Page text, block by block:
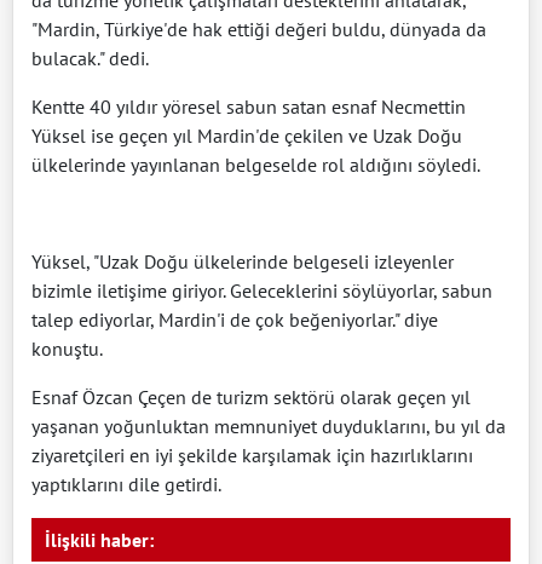
"Mardin, Türkiye'de hak ettiği değeri buldu, dünyada da
bulacak." dedi.
Kentte 40 yıldır yöresel sabun satan esnaf Necmettin
Yüksel ise geçen yıl Mardin'de çekilen ve Uzak Doğu
ülkelerinde yayınlanan belgeselde rol aldığını söyledi.
Yüksel, "Uzak Doğu ülkelerinde belgeseli izleyenler
bizimle iletişime giriyor. Geleceklerini söylüyorlar, sabun
talep ediyorlar, Mardin'i de çok beğeniyorlar." diye
konuştu.
Esnaf Özcan Çeçen de turizm sektörü olarak geçen yıl
yaşanan yoğunluktan memnuniyet duyduklarını, bu yıl da
ziyaretçileri en iyi şekilde karşılamak için hazırlıklarını
yaptıklarını dile getirdi.
İlişkili haber: